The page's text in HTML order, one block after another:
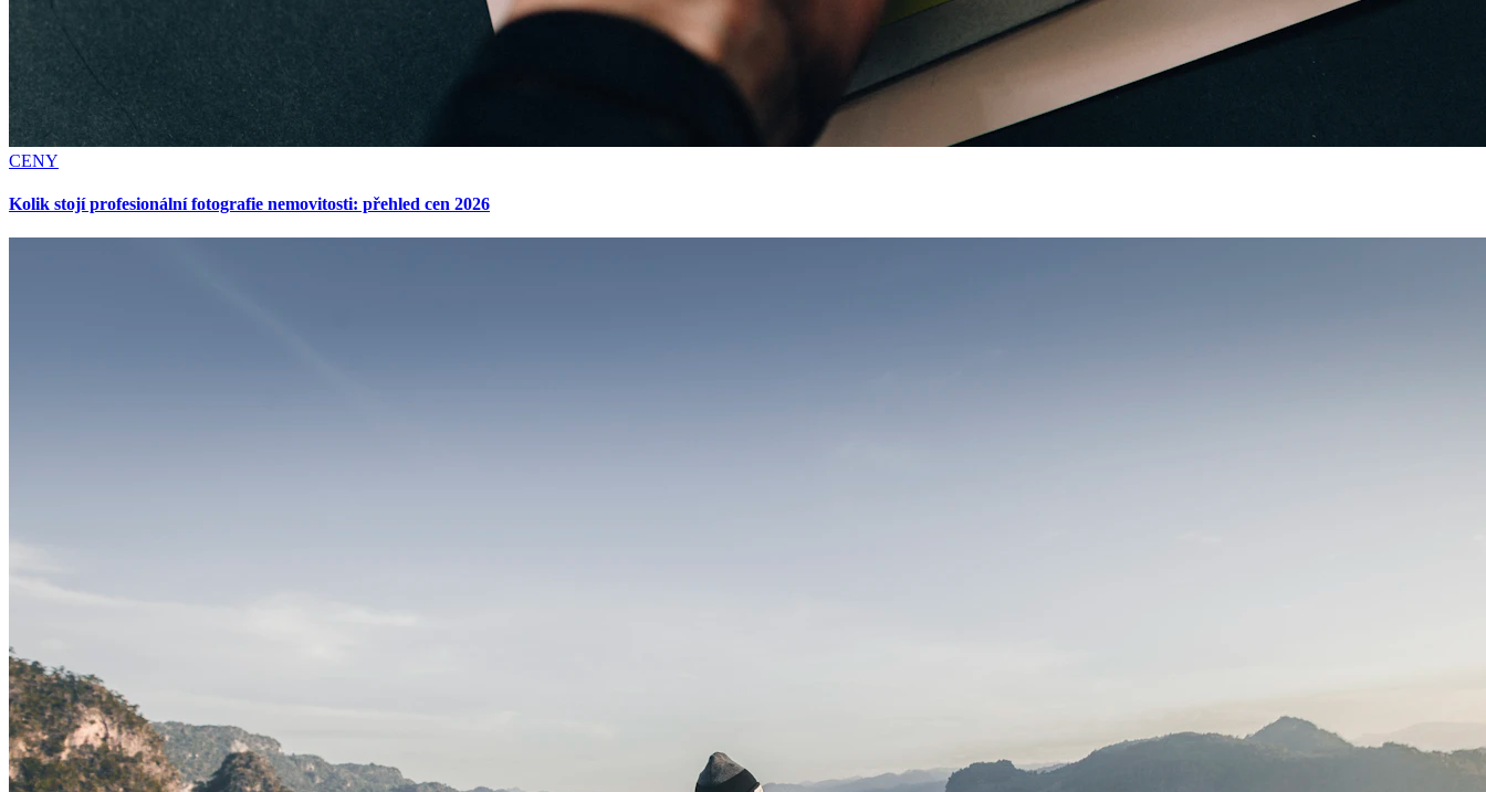
CENY
Kolik stojí profesionální fotografie nemovitosti: přehled cen 2026